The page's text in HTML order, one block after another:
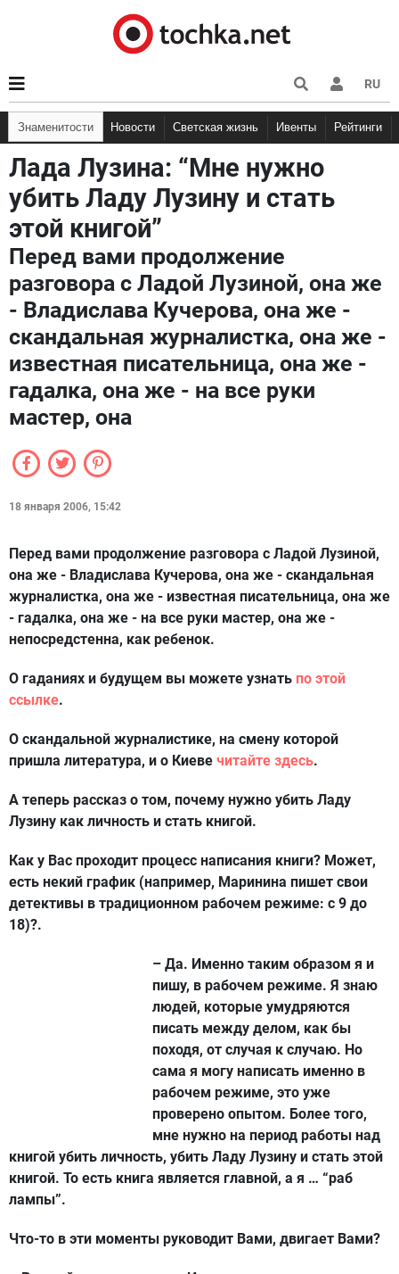
RU
Знаменитости Новости Светская жизнь Ивенты Рейтинги
Лада Лузина: “Мне нужно
убить Ладу Лузину и стать
этой книгой”
Перед вами продолжение
разговора с Ладой Лузиной, она же
- Владислава Кучерова, она же -
скандальная журналистка, она же -
известная писательница, она же -
гадалка, она же - на все руки
мастер, она
18 января 2006, 15:42
Перед вами продолжение разговора с Ладой Лузиной,
она же - Владислава Кучерова, она же - скандальная
журналистка, она же - известная писательница, она же
- гадалка, она же - на все руки мастер, она же -
непосредстенна, как ребенок.
О гаданиях и будущем вы можете узнать по этой
ссылке.
О скандальной журналистике, на смену которой
пришла литература, и о Киеве читайте здесь.
А теперь рассказ о том, почему нужно убить Ладу
Лузину как личность и стать книгой.
Как у Вас проходит процесс написания книги? Может,
есть некий график (например, Маринина пишет свои
детективы в традиционном рабочем режиме: с 9 до
18)?.
– Да. Именно таким образом я и
пишу, в рабочем режиме. Я знаю
людей, которые умудряются
писать между делом, как бы
походя, от случая к случаю. Но
сама я могу написать именно в
рабочем режиме, это уже
проверено опытом. Более того,
мне нужно на период работы над
книгой убить личность, убить Ладу Лузину и стать этой
книгой. То есть книга является главной, а я … “раб
лампы”.
Что-то в эти моменты руководит Вами, двигает Вами?